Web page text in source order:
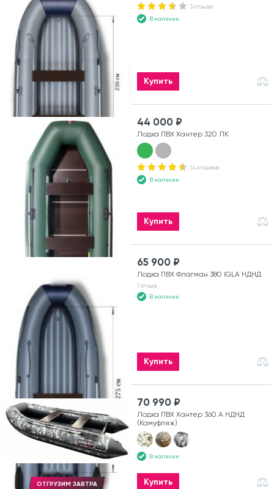
3 отзыва
В наличии
Купить
44 000 ₽
Лодка ПВХ Хантер 320 ЛК
14 отзывов
В наличии
Купить
65 900 ₽
Лодка ПВХ Флагман 380 IGLA НДНД
1 отзыв
В наличии
Купить
ОТГРУЗИМ ЗАВТРА
70 990 ₽
Лодка ПВХ Хантер 360 А НДНД
(Камуфляж)
В наличии
Купить